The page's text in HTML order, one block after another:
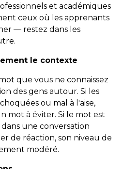
et académiques
ceux où les apprenants
— restez dans les
le contexte
que vous ne connaissez
des gens autour. Si les
ou mal à l'aise,
mot à éviter. Si le mot est
une conversation
de réaction, son niveau de
modéré.